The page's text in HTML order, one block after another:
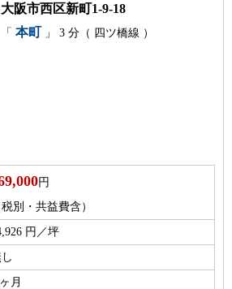
大阪市西区新町1-9-18
「 本町 」 3 分（ 四ツ橋線 ）
円
税別・共益費含）
円／坪
月